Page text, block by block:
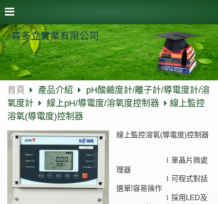
森多立實業有限公司
首頁 產品介紹
pH酸鹼度計/離子計/導電度計/溶
氧度計
線上pH/導電度/溶氧度控制器
線上監控
溶氧(導電度)控制器
線上監控溶氧(導電度)控制器
l 單晶片微處
理器
l 可程式對話
選單!容易操作
l 採用LED及